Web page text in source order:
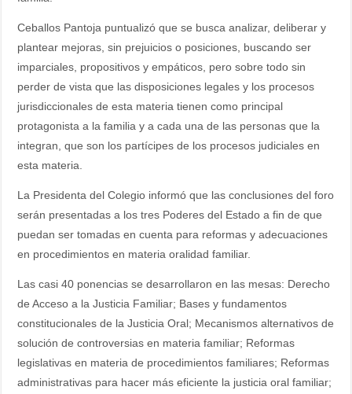
Ceballos Pantoja puntualizó que se busca analizar, deliberar y
plantear mejoras, sin prejuicios o posiciones, buscando ser
imparciales, propositivos y empáticos, pero sobre todo sin
perder de vista que las disposiciones legales y los procesos
jurisdiccionales de esta materia tienen como principal
protagonista a la familia y a cada una de las personas que la
integran, que son los partícipes de los procesos judiciales en
esta materia.
La Presidenta del Colegio informó que las conclusiones del foro
serán presentadas a los tres Poderes del Estado a fin de que
puedan ser tomadas en cuenta para reformas y adecuaciones
en procedimientos en materia oralidad familiar.
Las casi 40 ponencias se desarrollaron en las mesas: Derecho
de Acceso a la Justicia Familiar; Bases y fundamentos
constitucionales de la Justicia Oral; Mecanismos alternativos de
solución de controversias en materia familiar; Reformas
legislativas en materia de procedimientos familiares; Reformas
administrativas para hacer más eficiente la justicia oral familiar;